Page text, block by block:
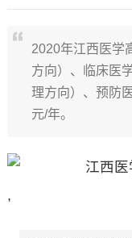
2020年江西医学
方向）、临床医
理方向）、预防
元/年。
,